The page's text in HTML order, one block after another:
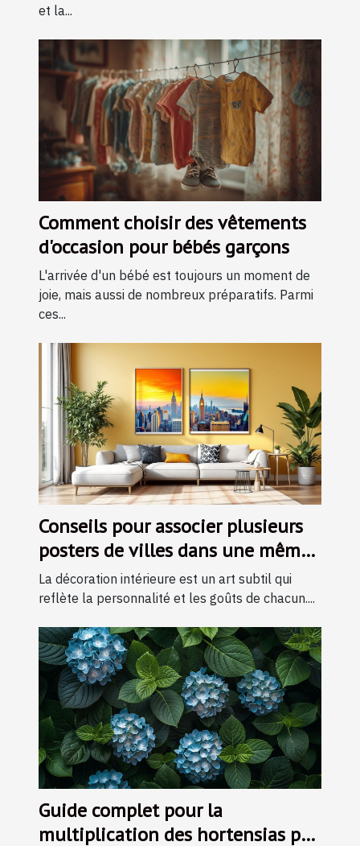
et la...
Comment choisir des vêtements
d'occasion pour bébés garçons
L'arrivée d'un bébé est toujours un moment de
joie, mais aussi de nombreux préparatifs. Parmi
ces...
Conseils pour associer plusieurs
posters de villes dans une même
pièce
La décoration intérieure est un art subtil qui
reflète la personnalité et les goûts de chacun....
Guide complet pour la
multiplication des hortensias par